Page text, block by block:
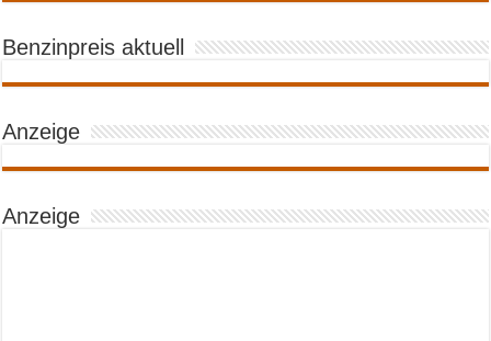
Benzinpreis aktuell
Anzeige
Anzeige